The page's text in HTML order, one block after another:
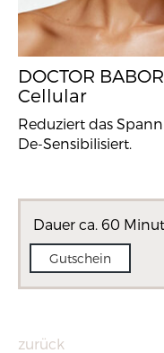
DOCTOR
Cellular
Reduziert das
De-Sensibilisiert.
Dauer ca. 60
Gutschein
zurück